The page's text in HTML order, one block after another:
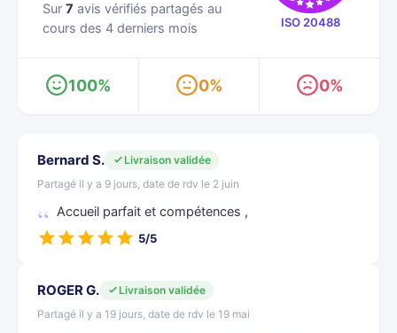
Sur 7 avis vérifiés partagés au
cours des 4 derniers mois
ISO 20488
100% 0% 0%
Bernard S.
Livraison validée
Partagé il y a 9 jours, date de rdv le 2 juin
Accueil parfait et compétences ,
5/5
ROGER G.
Livraison validée
Partagé il y a 19 jours, date de rdv le 19 mai